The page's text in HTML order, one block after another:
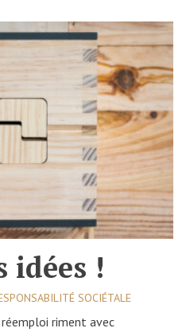
idées !
SOCIÉTALE
riment avec